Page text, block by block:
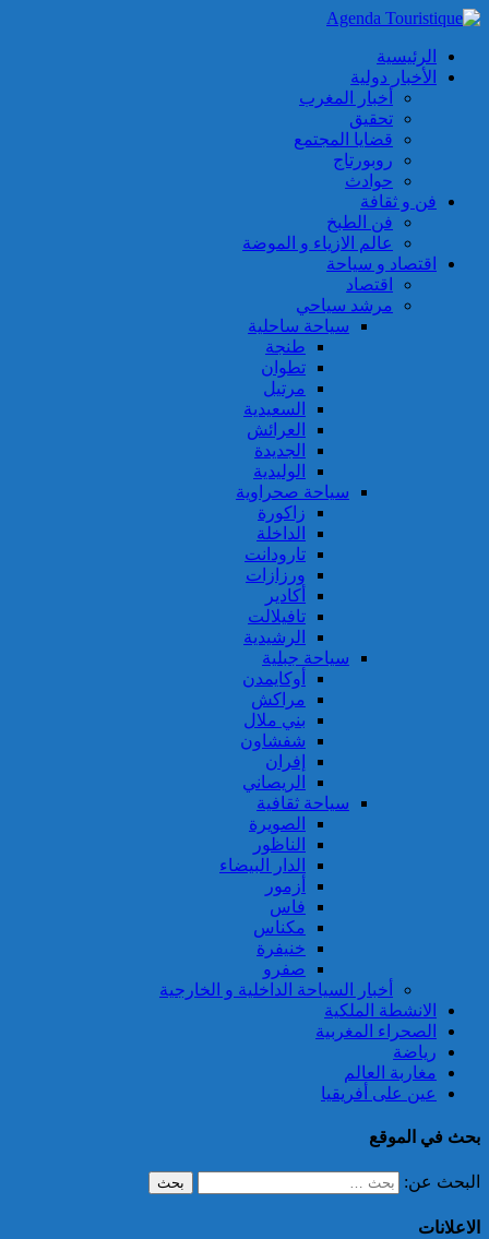
الرئيسية
الأخبار دولية
أخبار المغرب
تحقيق
قضايا المجتمع
روبورتاج
حوادث
فن و ثقافة
فن الطبخ
عالم الازياء و الموضة
اقتصاد و سياحة
اقتصاد
مرشد سياحي
سياحة ساحلية
طنجة
تطوان
مرتيل
السعيدية
العرائش
الجديدة
الوليدية
سياحة صحراوية
زاكورة
الداخلة
تارودانت
ورزازات
أكادير
تافيلالت
الرشيدية
سياحة جبلية
أوكايمدن
مراكش
بني ملال
شفشاون
إفران
الريصاني
سياحة ثقافية
الصويرة
الناظور
الدار البيضاء
أزمور
فاس
مكناس
خنيفرة
صفرو
أخبار السياحة الداخلية و الخارجية
الانشطة الملكية
الصحراء المغربية
رياضة
مغاربة العالم
عين على أفريقيا
بحث في الموقع
البحث عن:
الاعلانات